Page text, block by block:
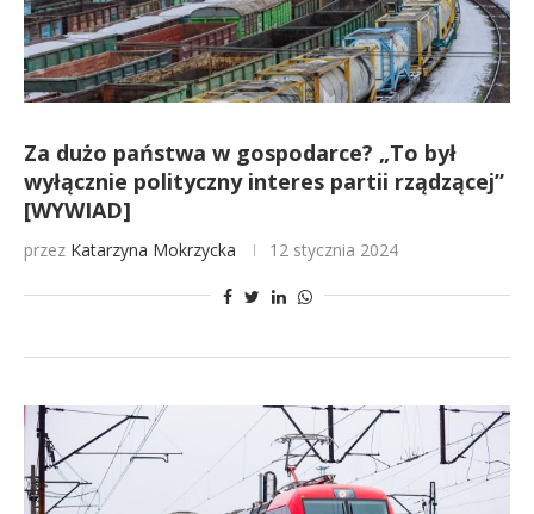
Za dużo państwa w gospodarce? „To był
wyłącznie polityczny interes partii rządzącej”
[WYWIAD]
przez Katarzyna Mokrzycka 12 stycznia 2024